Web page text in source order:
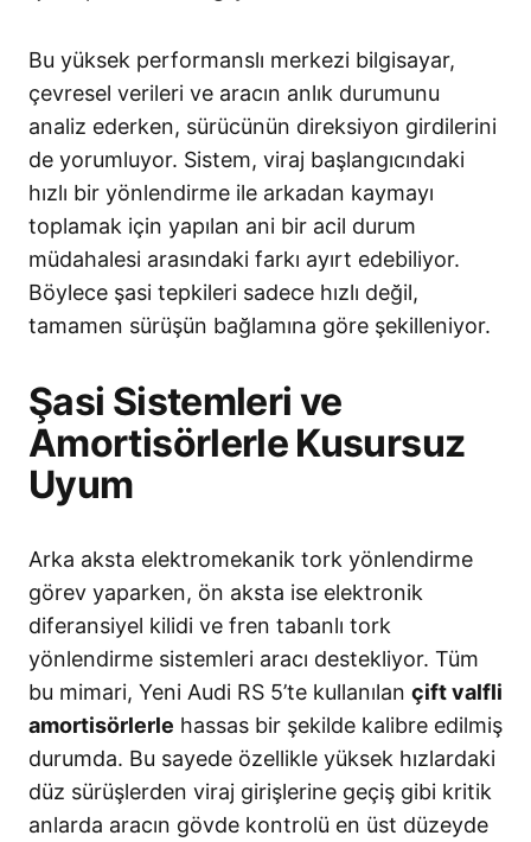
Bu yüksek performanslı merkezi bilgisayar,
çevresel verileri ve aracın anlık durumunu
analiz ederken, sürücünün direksiyon girdilerini
de yorumluyor. Sistem, viraj başlangıcındaki
hızlı bir yönlendirme ile arkadan kaymayı
toplamak için yapılan ani bir acil durum
müdahalesi arasındaki farkı ayırt edebiliyor.
Böylece şasi tepkileri sadece hızlı değil,
tamamen sürüşün bağlamına göre şekilleniyor.
Şasi Sistemleri ve
Amortisörlerle Kusursuz
Uyum
Arka aksta elektromekanik tork yönlendirme
görev yaparken, ön aksta ise elektronik
diferansiyel kilidi ve fren tabanlı tork
yönlendirme sistemleri aracı destekliyor. Tüm
bu mimari, Yeni Audi RS 5’te kullanılan çift valfli
amortisörlerle hassas bir şekilde kalibre edilmiş
durumda. Bu sayede özellikle yüksek hızlardaki
düz sürüşlerden viraj girişlerine geçiş gibi kritik
anlarda aracın gövde kontrolü en üst düzeyde